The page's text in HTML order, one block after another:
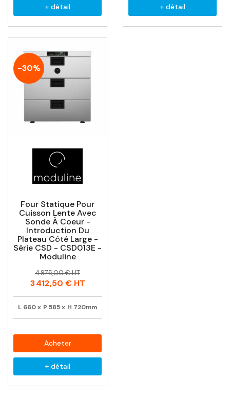
+ détail + détail
-30%
Four Statique Pour
Cuisson Lente Avec
Sonde À Coeur -
Introduction Du
Plateau Côté Large -
Série CSD - CSD013E -
Moduline
Prix
Prix
habituel
4 875,00 € HT
3 412,50 €HT
L 660x P 585x H 720mm
Acheter
+ détail